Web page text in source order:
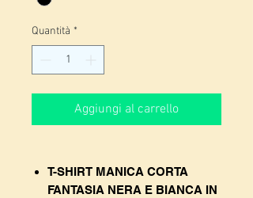
Quantità *
Aggiungi al carrello
T-SHIRT MANICA CORTA
FANTASIA NERA E BIANCA IN